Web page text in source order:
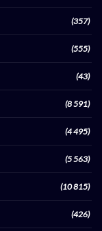
(357)
(555)
(43)
(8 591)
(4 495)
(5 563)
(10 815)
(426)